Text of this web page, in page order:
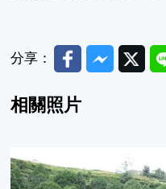
分享： FacebookMessenger
Twitter
相關照片